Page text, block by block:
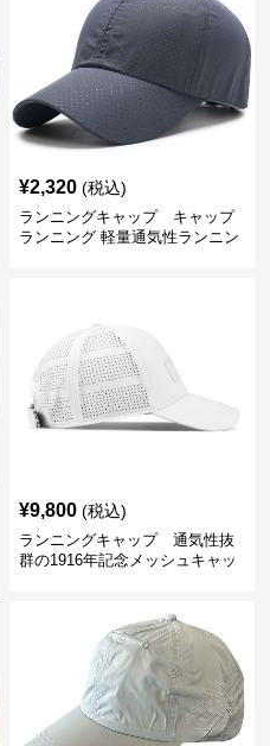
¥2,320 (税込)
ランニングキャップ キャップ
ランニング 軽量通気性ランニン
¥9,800 (税込)
ランニングキャップ 通気性抜
群の1916年記念メッシュキャッ